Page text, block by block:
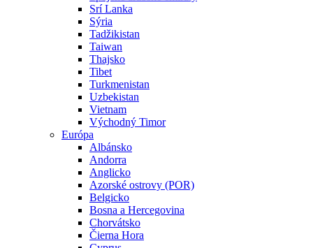
Srí Lanka
Sýria
Tadžikistan
Taiwan
Thajsko
Tibet
Turkmenistan
Uzbekistan
Vietnam
Východný Timor
Európa
Albánsko
Andorra
Anglicko
Azorské ostrovy (POR)
Belgicko
Bosna a Hercegovina
Chorvátsko
Čierna Hora